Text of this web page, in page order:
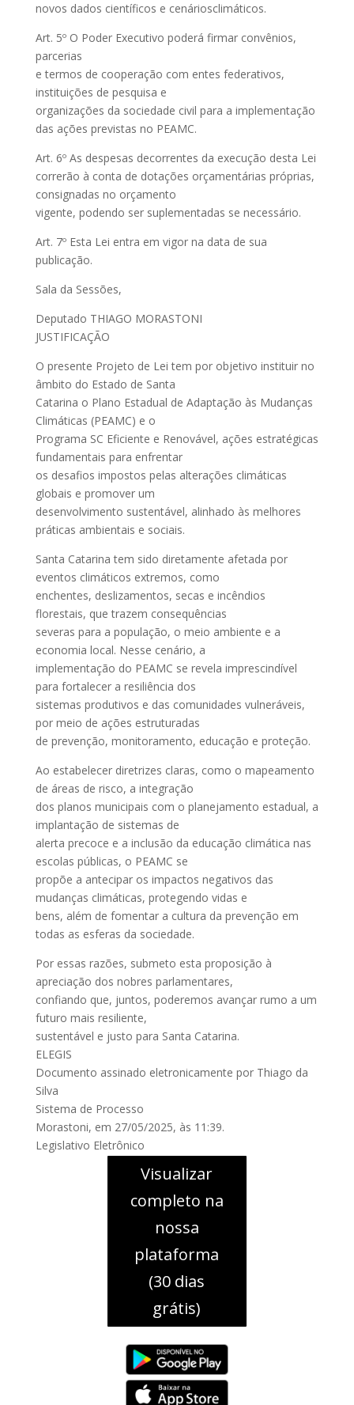
novos dados científicos e cenáriosclimáticos.
Art. 5º O Poder Executivo poderá firmar convênios,
parcerias
e termos de cooperação com entes federativos,
instituições de pesquisa e
organizações da sociedade civil para a implementação
das ações previstas no PEAMC.
Art. 6º As despesas decorrentes da execução desta Lei
correrão à conta de dotações orçamentárias próprias,
consignadas no orçamento
vigente, podendo ser suplementadas se necessário.
Art. 7º Esta Lei entra em vigor na data de sua
publicação.
Sala da Sessões,
Deputado THIAGO MORASTONI
JUSTIFICAÇÃO
O presente Projeto de Lei tem por objetivo instituir no
âmbito do Estado de Santa
Catarina o Plano Estadual de Adaptação às Mudanças
Climáticas (PEAMC) e o
Programa SC Eficiente e Renovável, ações estratégicas
fundamentais para enfrentar
os desafios impostos pelas alterações climáticas
globais e promover um
desenvolvimento sustentável, alinhado às melhores
práticas ambientais e sociais.
Santa Catarina tem sido diretamente afetada por
eventos climáticos extremos, como
enchentes, deslizamentos, secas e incêndios
florestais, que trazem consequências
severas para a população, o meio ambiente e a
economia local. Nesse cenário, a
implementação do PEAMC se revela imprescindível
para fortalecer a resiliência dos
sistemas produtivos e das comunidades vulneráveis,
por meio de ações estruturadas
de prevenção, monitoramento, educação e proteção.
Ao estabelecer diretrizes claras, como o mapeamento
de áreas de risco, a integração
dos planos municipais com o planejamento estadual, a
implantação de sistemas de
alerta precoce e a inclusão da educação climática nas
escolas públicas, o PEAMC se
propõe a antecipar os impactos negativos das
mudanças climáticas, protegendo vidas e
bens, além de fomentar a cultura da prevenção em
todas as esferas da sociedade.
Por essas razões, submeto esta proposição à
apreciação dos nobres parlamentares,
confiando que, juntos, poderemos avançar rumo a um
futuro mais resiliente,
sustentável e justo para Santa Catarina.
ELEGIS
Documento assinado eletronicamente por Thiago da
Silva
Sistema de Processo
Morastoni, em 27/05/2025, às 11:39.
Legislativo Eletrônico
Visualizar
completo na
nossa
plataforma
(30 dias
grátis)